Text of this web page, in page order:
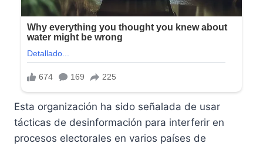
Esta organización ha sido señalada de usar
tácticas de desinformación para interferir en
procesos electorales en varios países de